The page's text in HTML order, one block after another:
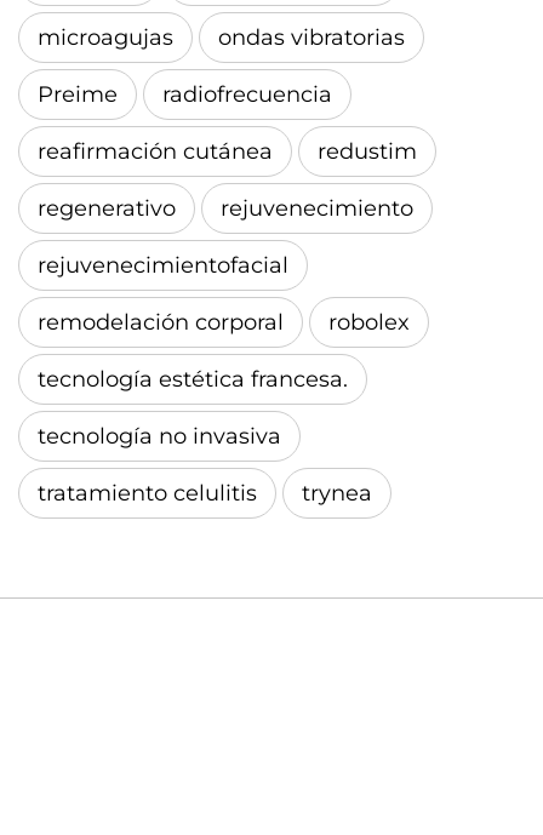
microagujas ondas vibratorias
Preime radiofrecuencia
reafirmación cutánea redustim
regenerativo rejuvenecimiento
rejuvenecimientofacial
remodelación corporal robolex
tecnología estética francesa.
tecnología no invasiva
tratamiento celulitis trynea